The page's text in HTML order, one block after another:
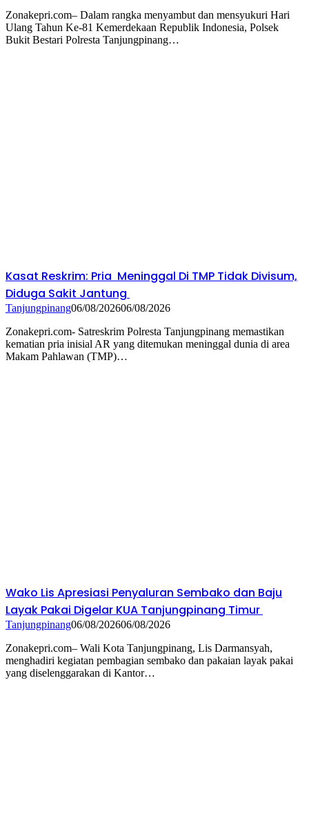
Zonakepri.com– Dalam rangka menyambut dan mensyukuri Hari
Ulang Tahun Ke-81 Kemerdekaan Republik Indonesia, Polsek
Bukit Bestari Polresta Tanjungpinang…
Kasat Reskrim: Pria Meninggal Di TMP Tidak Divisum,
Diduga Sakit Jantung
Tanjungpinang06/08/202606/08/2026
Zonakepri.com- Satreskrim Polresta Tanjungpinang memastikan
kematian pria inisial AR yang ditemukan meninggal dunia di area
Makam Pahlawan (TMP)…
Wako Lis Apresiasi Penyaluran Sembako dan Baju
Layak Pakai Digelar KUA Tanjungpinang Timur
Tanjungpinang06/08/202606/08/2026
Zonakepri.com– Wali Kota Tanjungpinang, Lis Darmansyah,
menghadiri kegiatan pembagian sembako dan pakaian layak pakai
yang diselenggarakan di Kantor…